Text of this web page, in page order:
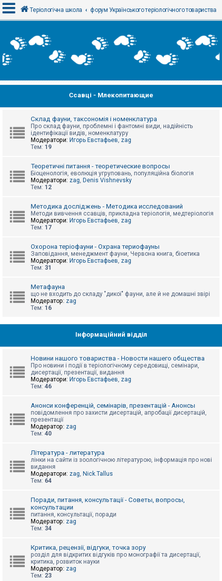
х
і
т
р
а
б
е
д
п
о
е
й
А
и
т
П
м
о
г
Теріологічна школа форум Українського теріологічного товариства
Ссавці - Млекопитающие
Склад фауни, таксономія і номенклатура
Про склад фауни, проблемні і фантомні види, надійність
ідентифікації видів, номенклатуру
Модератори: Игорь Евстафьев, zag
Тем: 19
Теоретичні питання - теоретические вопросы
Біоценологія, еволюція угруповань, популяційна біологія
Модератори: zag, Denis Vishnevsky
Тем: 12
Методика досліджень - Методика исследований
Методи вивчення ссавців, прикладна теріологія, медтеріологія
Модератори: Игорь Евстафьев, zag
Тем: 17
Охорона теріофауни - Охрана териофауны
Заповідання, менеджмент фауни, Червона книга, біоетика
Модератори: Игорь Евстафьев, zag
Тем: 31
Метафауна
що не входить до складу "дикої" фауни, але й не домашні звірі
Модератор: zag
Тем: 16
Інформаційний відділ
Новини нашого товариства - Новости нашего общества
Про новини і події в теріологічному середовищі, семінари,
дисертації, презентації, видання
Модератори: Игорь Евстафьев, zag
Тем: 46
Анонси конференцій, семінарів, презентацій - Анонсы
повідомлення про захисти дисертацій, апробації дисертацій,
презентації
Модератор: zag
Тем: 40
Література - литература
лінки на сайти із зоологічною літературою, інформація про нові
видання
Модератори: zag, Nick.Tallus
Тем: 64
Поради, питання, консультації - Советы, вопросы,
консультации
питання, консультації, поради
Модератор: zag
Тем: 34
Критика, рецензії, відгуки, точка зору
розділ для відкритих відгуків про монографії та дисертації,
критика, розвиток науки
Модератор: zag
Тем: 23